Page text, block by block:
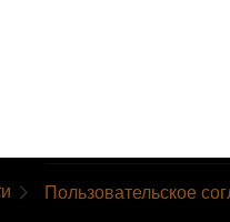
Пользовательское